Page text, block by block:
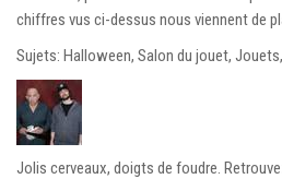
chiffres vus ci-dessus nous viennent de
Sujets: Halloween, Salon du jouet,
Jolis cerveaux, doigts de foudre.